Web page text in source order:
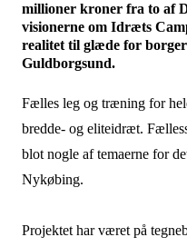
millioner kroner fra to af
visionerne om Idræts
realitet til glæde for
Guldborgsund.
Fælles leg og træning for
bredde- og eliteidræt.
blot nogle af temaerne for
Nykøbing.
Projektet har været på